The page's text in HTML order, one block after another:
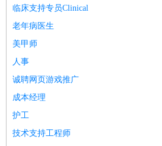
临床支持专员Clinical
老年病医生
美甲师
人事
诚聘网页游戏推广
成本经理
护工
技术支持工程师